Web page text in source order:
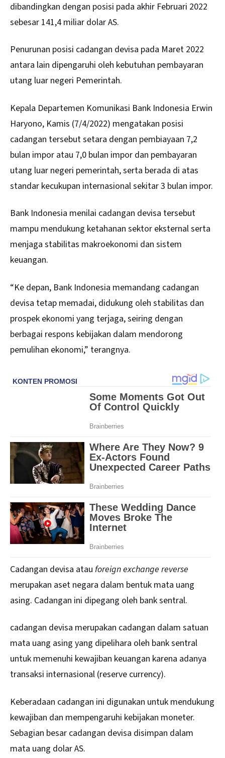
dibandingkan dengan posisi pada akhir Februari 2022
sebesar 141,4 miliar dolar AS.
Penurunan posisi cadangan devisa pada Maret 2022
antara lain dipengaruhi oleh kebutuhan pembayaran
utang luar negeri Pemerintah.
Kepala Departemen Komunikasi Bank Indonesia Erwin
Haryono, Kamis (7/4/2022) mengatakan posisi
cadangan tersebut setara dengan pembiayaan 7,2
bulan impor atau 7,0 bulan impor dan pembayaran
utang luar negeri pemerintah, serta berada di atas
standar kecukupan internasional sekitar 3 bulan impor.
Bank Indonesia menilai cadangan devisa tersebut
mampu mendukung ketahanan sektor eksternal serta
menjaga stabilitas makroekonomi dan sistem
keuangan.
“Ke depan, Bank Indonesia memandang cadangan
devisa tetap memadai, didukung oleh stabilitas dan
prospek ekonomi yang terjaga, seiring dengan
berbagai respons kebijakan dalam mendorong
pemulihan ekonomi,” terangnya.
Cadangan devisa atau foreign exchange reverse
merupakan aset negara dalam bentuk mata uang
asing. Cadangan ini dipegang oleh bank sentral.
cadangan devisa merupakan cadangan dalam satuan
mata uang asing yang dipelihara oleh bank sentral
untuk memenuhi kewajiban keuangan karena adanya
transaksi internasional (reserve currency).
Keberadaan cadangan ini digunakan untuk mendukung
kewajiban dan mempengaruhi kebijakan moneter.
Sebagian besar cadangan devisa disimpan dalam
mata uang dolar AS.